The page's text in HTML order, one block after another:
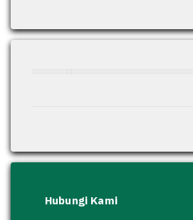
Hubungi Kami